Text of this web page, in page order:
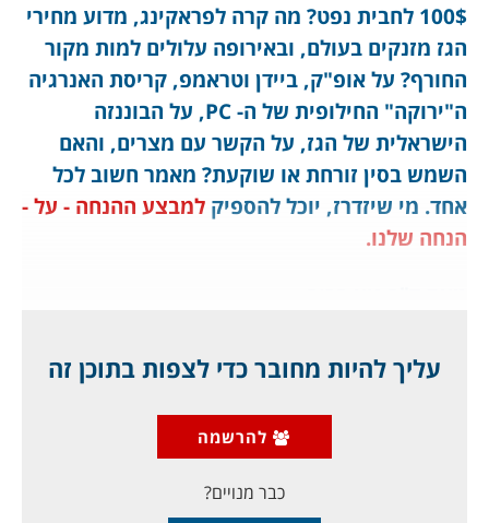
100$ לחבית נפט? מה קרה לפראקינג, מדוע מחירי
הגז מזנקים בעולם, ובאירופה עלולים למות מקור
החורף? על אופ"ק, ביידן וטראמפ, קריסת האנרגיה
ה"ירוקה" החילופית של ה- PC, על הבוננזה
הישראלית של הגז, על הקשר עם מצרים, והאם
השמש בסין זורחת או שוקעת? מאמר חשוב לכל
אחד. מי שיזדרז, יוכל להספיק למבצע ההנחה - על -
הנחה שלנו.
מעגל שטני אירופי:
עם תחילת ההתאוששות ממשבר הקורונה, העסקים
עליך להיות מחובר כדי לצפות בתוכן זה
להרשמה
כבר מנויים?